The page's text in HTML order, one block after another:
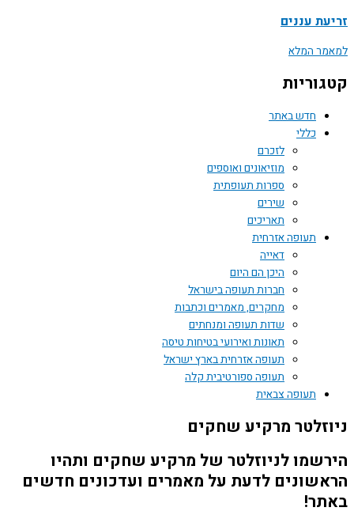
זריעת עננים
למאמר המלא
קטגוריות
חדש באתר
כללי
לזכרם
מוזיאונים ואוספים
ספרות תעופתית
שירים
תאריכים
תעופה אזרחית
דאייה
היכן הם היום
חברות תעופה בישראל
מחקרים, מאמרים וכתבות
שדות תעופה ומנחתים
תאונות ואירועי בטיחות טיסה
תעופה אזרחית בארץ ישראל
תעופה ספורטיבית קלה
תעופה צבאית
ניוזלטר מרקיע שחקים
הירשמו לניוזלטר של מרקיע שחקים ותהיו
הראשונים לדעת על מאמרים ועדכונים חדשים
באתר!